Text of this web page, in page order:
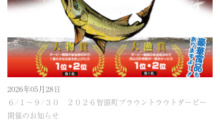
2026年05月28日
６/１～９/３０ ２０２６智頭町ブラウントラウトダービー
開催のお知らせ